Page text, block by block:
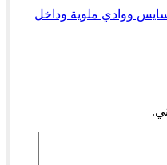
ووادي ملوية وداخل